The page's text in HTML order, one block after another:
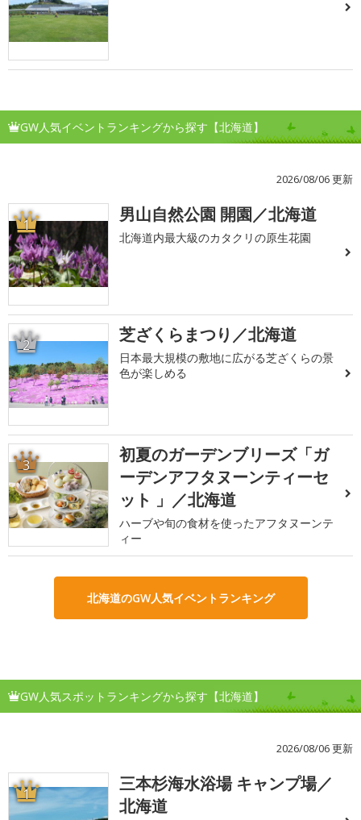
GW人気イベントランキングから探す【北海道】
2026/08/06 更新
1 男山自然公園 開園／北海道
北海道内最大級のカタクリの原生花園
2 芝ざくらまつり／北海道
日本最大規模の敷地に広がる芝ざくらの景
色が楽しめる
3
初夏のガーデンブリーズ「ガ
ーデンアフタヌーンティーセ
ット 」／北海道
ハーブや旬の食材を使ったアフタヌーンテ
ィー
北海道のGW人気イベントランキング
GW人気スポットランキングから探す【北海道】
2026/08/06 更新
1
三本杉海水浴場 キャンプ場／
北海道